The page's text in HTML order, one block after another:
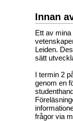
Innan
Ett av
Leiden.
sätt
I termin 2
genom en
frågor via